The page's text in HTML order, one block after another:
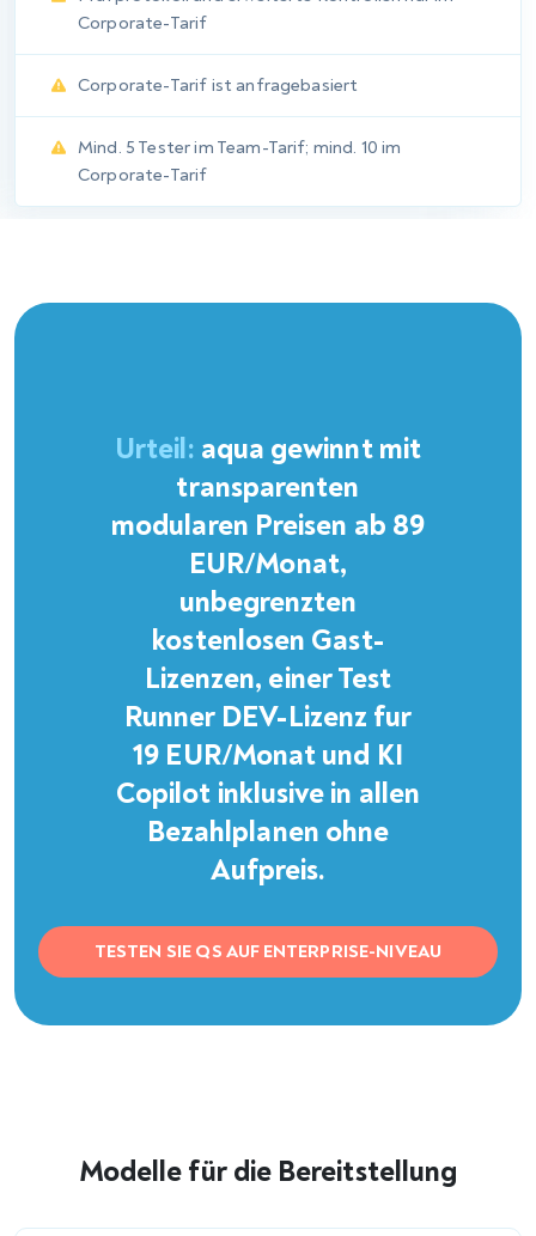
Industrienormen
einbeziehen. Grundlegende Rollen funktionieren bei einfachen
Setups, doch Lücken zeigen sich schnell, wenn eine individuelle
Steuerung notwendig wird. aqua bietet SSO über SAML und
Corporate –, was eine echte Stärke ist. Benutzerdefinierte
prüfprotokollgebundener Zugriffsverfolgung, an den
Corporate-Tarif gebunden ist. Die Benutzeroberfläche von
aqua ist nur auf Englisch und Deutsch verfügbar, während
PractiTest mehrsprachige Unterstützung im Corporate-Tarif
SSO über SAML und LDAP in allen Tarifen
Standard-Benutzerrollen
Benutzerdefinierte Rollen und Gruppen in allen
Benutzer
Server- und projektbezogene Administratoren